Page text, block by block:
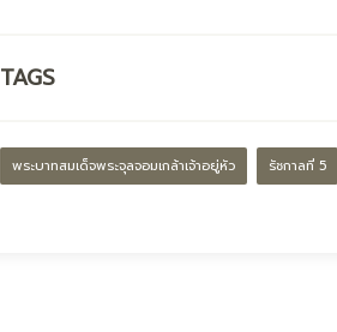
TAGS
พระบาทสมเด็จพระจุลจอมเกล้าเจ้าอยู่หัว รัชกาลที่ 5